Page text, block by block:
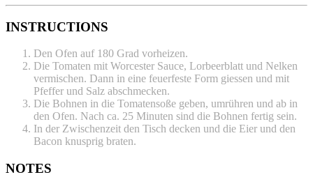
INSTRUCTIONS
Den Ofen auf 180 Grad vorheizen.
Die Tomaten mit Worcester Sauce, Lorbeerblatt und Nelken
vermischen. Dann in eine feuerfeste Form giessen und mit
Pfeffer und Salz abschmecken.
Die Bohnen in die Tomatensoße geben, umrühren und ab in
den Ofen. Nach ca. 25 Minuten sind die Bohnen fertig sein.
In der Zwischenzeit den Tisch decken und die Eier und den
Bacon knusprig braten.
NOTES